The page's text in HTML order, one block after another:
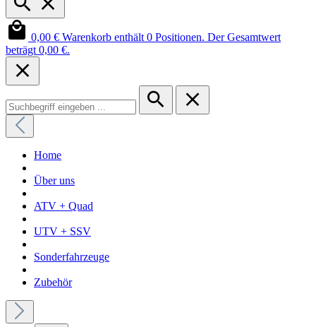
0,00 € Warenkorb enthält 0 Positionen. Der Gesamtwert
beträgt 0,00 €.
Home
Über uns
ATV + Quad
UTV + SSV
Sonderfahrzeuge
Zubehör